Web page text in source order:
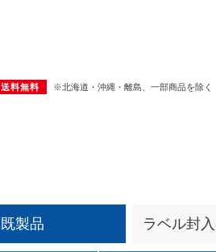
送料無料 ※北海道・沖縄・離島、一部商品を除く
既製品 ラベル封